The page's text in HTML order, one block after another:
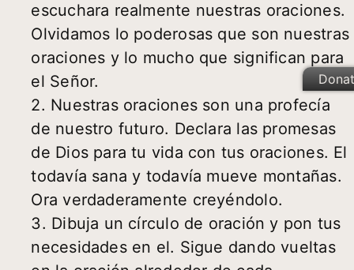
escuchara realmente nuestras oraciones.
Olvidamos lo poderosas que son nuestras
oraciones y lo mucho que significan para
el Señor.
2. Nuestras oraciones son una profecía
de nuestro futuro. Declara las promesas
de Dios para tu vida con tus oraciones. El
todavía sana y todavía mueve montañas.
Ora verdaderamente creyéndolo.
3. Dibuja un círculo de oración y pon tus
necesidades en el. Sigue dando vueltas